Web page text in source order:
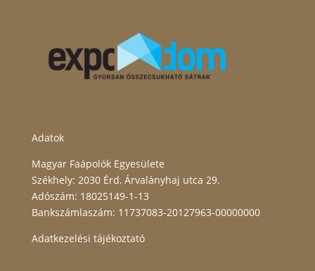
Adatok
Magyar Faápolók Egyesülete
Székhely: 2030 Érd, Árvalányhaj utca 29.
Adószám: 18025149-1-13
Bankszámlaszám: 11737083-20127963-00000000
Adatkezelési tájékoztató